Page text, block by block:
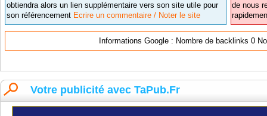
obtiendra alors un lien supplémentaire vers son site utile pour
son référencement Ecrire un commentaire / Noter le site
de nous
Informations Google : Nombre de backlinks0
Votre publicité avec TaPub.Fr